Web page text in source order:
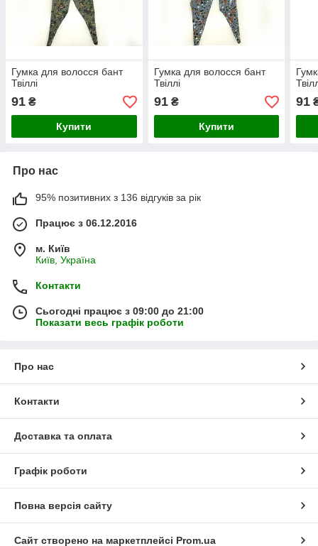
Гумка для волосся бант
Твіллі
91 ₴
Купити
Гумка для волосся бант
Твіллі
91₴
Купити
91
Про нас
95% позитивних з 136 відгуків за рік
Працює з 06.12.2016
м. Київ
Київ, Україна
Контакти
Сьогодні працює з 09:00 до 21:00
Показати весь графік роботи
Про нас
Контакти
Доставка та оплата
Графік роботи
Повна версія сайту
Сайт створено на маркетплейсі Prom.ua